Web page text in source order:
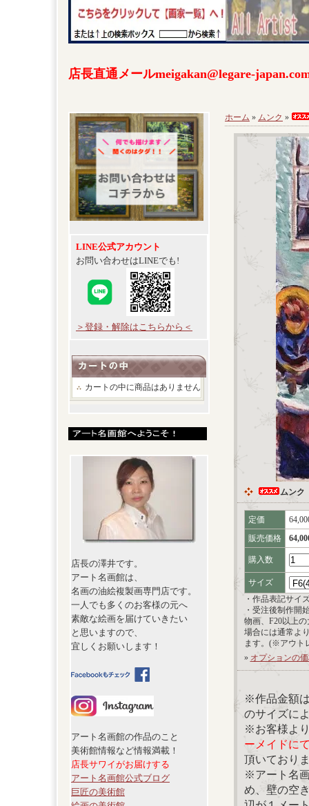
店長直通メールmeigakan@legare-
LINE公式アカウント
お問い合わせはLINEでも!
＞登録・解除はこちらから＜
カートの中に商品はありません
店長の澤井です。
アート名画館は、
名画の油絵複製画専門店です。
一人でも多くのお客様の元へ
素敵な絵画を届けていきたい
と思いますので、
宜しくお願いします！
アート名画館の作品のこと
美術館情報など情報満載！
店長サワイがお届けする
アート名画館公式ブログ
巨匠の美術館
ホーム » ムンク »
ムンク
定価
販売価格
購入数
サイズ
・作品表記サイ
・受注後制作開
物画、F20以上
場合には通常よ
ます。(※アウト
» オプションの
※作品金額
のサイズに
※お客様よ
ーメイドに
頂いており
※アート名
め、壁の空